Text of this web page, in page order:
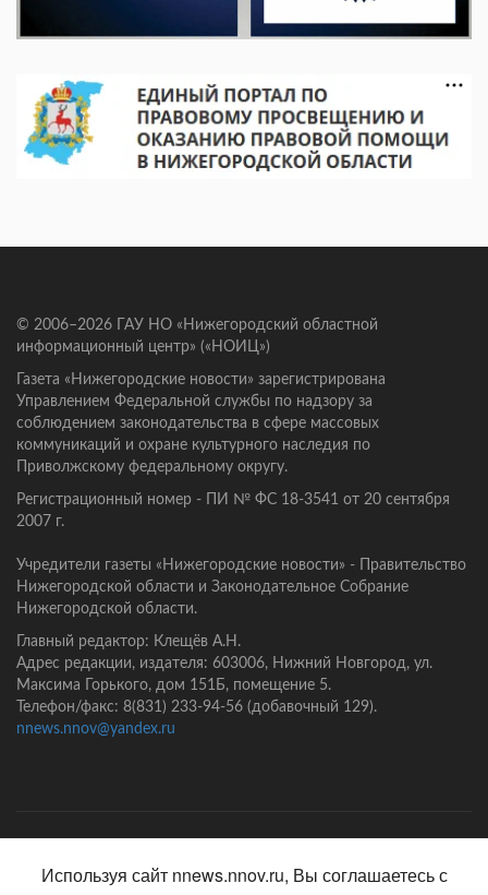
© 2006–2026 ГАУ НО «Нижегородский областной
информационный центр» («НОИЦ»)
Газета «Нижегородские новости» зарегистрирована
Управлением Федеральной службы по надзору за
соблюдением законодательства в сфере массовых
коммуникаций и охране культурного наследия по
Приволжскому федеральному округу.
Регистрационный номер - ПИ № ФС 18-3541 от 20 сентября
2007 г.
Учредители газеты «Нижегородские новости» - Правительство
Нижегородской области и Законодательное Собрание
Нижегородской области.
Главный редактор: Клещёв А.Н.
Адрес редакции, издателя: 603006, Нижний Новгород, ул.
Максима Горького, дом 151Б, помещение 5.
Телефон/факс: 8(831) 233-94-56 (добавочный 129).
nnews.nnov@yandex.ru
Используя сайт nnews.nnov.ru, Вы соглашаетесь с